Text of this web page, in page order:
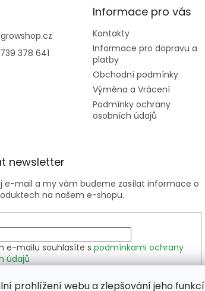
prohlížení webu a zlepšování jeho funkcí
growshop.cz
378 641
Informace pro vás
Kontakty
Informace pro dopravu a
platby
Obchodní podmínky
Výměna a Vrácení
Podmínky ochrany
osobních údajů
newsletter
e-mail a my vám budeme zasílat informace o
na našem e-shopu.
e-mailu souhlasíte s podmínkami ochrany
údajů
SE